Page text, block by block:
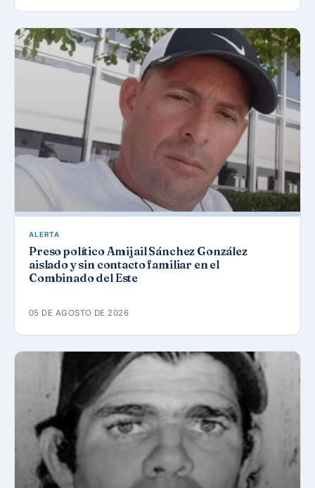
ALERTA
Preso político Amijail Sánchez González
aislado y sin contacto familiar en el
Combinado del Este
05 DE AGOSTO DE 2026